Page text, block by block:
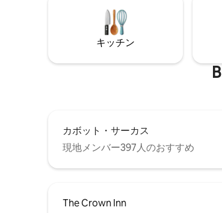
キッチン
カボット・サーカス
現地メンバー397人のおすすめ
The Crown Inn